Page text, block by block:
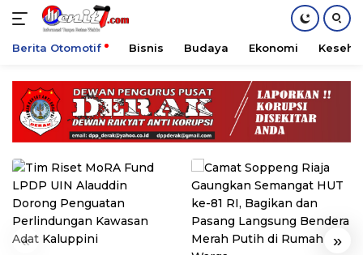
konten
Berita Otomotif Bisnis Budaya Ekonomi
« »